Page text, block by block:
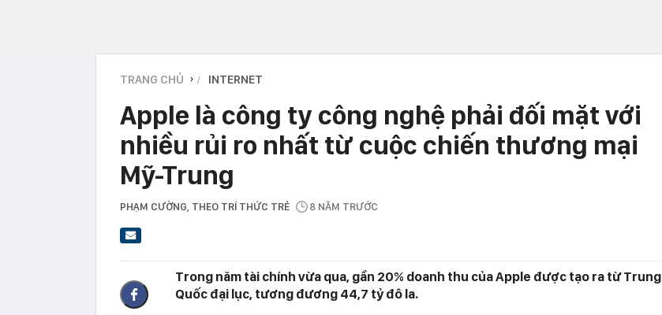
TRANG CHỦ › INTERNET
Apple là công ty công nghệ phải đối mặt với
nhiều rủi ro nhất từ cuộc chiến thương mại
Mỹ-Trung
PHẠM CƯỜNG , THEO TRÍ THỨC TRẺ 8 NĂM TRƯỚC
Trong năm tài chính vừa qua, gần 20% doanh thu của Apple được tạo ra từ Trung
Quốc đại lục, tương đương 44,7 tỷ đô la.